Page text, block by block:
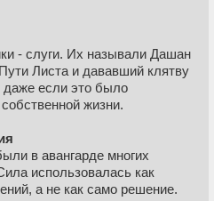
и остальные. Ченнелинг
помогающее
общества.
всех
чтобы подчеркнуть
всему миру.
несмотря на кажущееся
под маской цивилизации
- слуги. Их называли Дашан
Листа и дававший клятву
даже если это было
жизни.
в авангарде многих
использовалась как
а не как само решение.